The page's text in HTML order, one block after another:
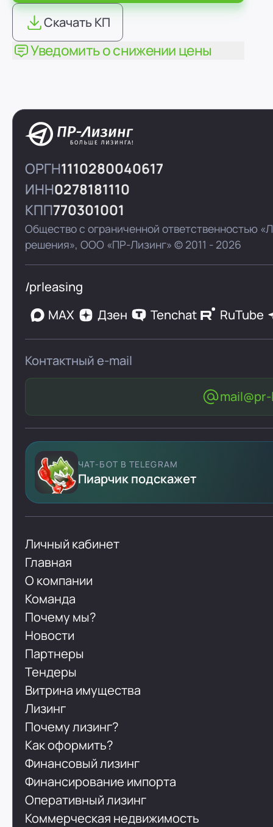
Скачать КП
Уведомить о снижении цены
ОРГН1110280040617
ИНН0278181110
КПП770301001
Общество с ограниченной ответственностью
решения»,ООО «ПР-Лизинг» © 2011 - 2026
/prleasing
MAX
Дзен Tenchat RuTube
Контактный e-mail
ЧАТ-БОТ В TELEGRAM
Пиарчик подскажет
Личный кабинет
Главная
О компании
Команда
Почему мы?
Новости
Партнеры
Тендеры
Витрина имущества
Лизинг
Почему лизинг?
Как оформить?
Финансовый лизинг
Финансирование импорта
Оперативный лизинг
Коммерческая недвижимость